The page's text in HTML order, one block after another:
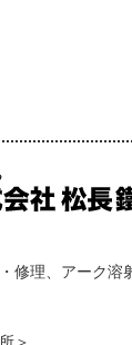
修理、アーク溶
＞